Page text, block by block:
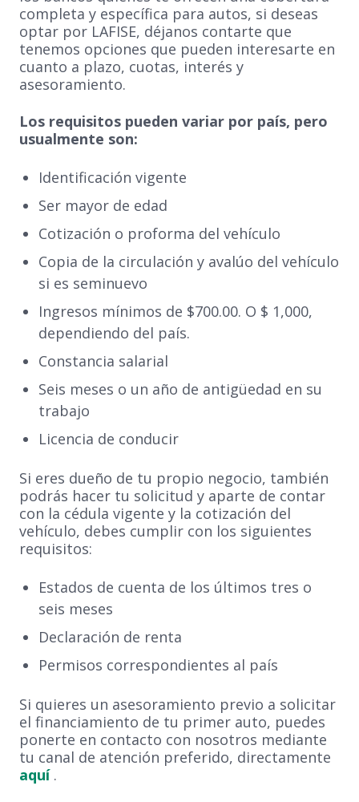
completa y específica para autos, si deseas
optar por LAFISE, déjanos contarte que
tenemos opciones que pueden interesarte en
cuanto a plazo, cuotas, interés y
asesoramiento.
Los requisitos pueden variar por país, pero
usualmente son:
Identificación vigente
Ser mayor de edad
Cotización o proforma del vehículo
Copia de la circulación y avalúo del vehículo
si es seminuevo
Ingresos mínimos de $700.00. O $ 1,000,
dependiendo del país.
Constancia salarial
Seis meses o un año de antigüedad en su
trabajo
Licencia de conducir
Si eres dueño de tu propio negocio, también
podrás hacer tu solicitud y aparte de contar
con la cédula vigente y la cotización del
vehículo, debes cumplir con los siguientes
requisitos:
Estados de cuenta de los últimos tres o
seis meses
Declaración de renta
Permisos correspondientes al país
Si quieres un asesoramiento previo a solicitar
el financiamiento de tu primer auto, puedes
ponerte en contacto con nosotros mediante
tu canal de atención preferido, directamente
aquí .